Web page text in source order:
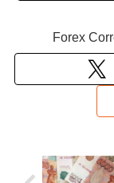
Forex